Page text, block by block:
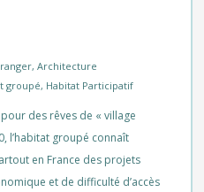
,Architecture
groupé, Habitat Participatif
des rêves de « village
l’habitat groupé connaît
en France des projets
et de difficulté d’accès